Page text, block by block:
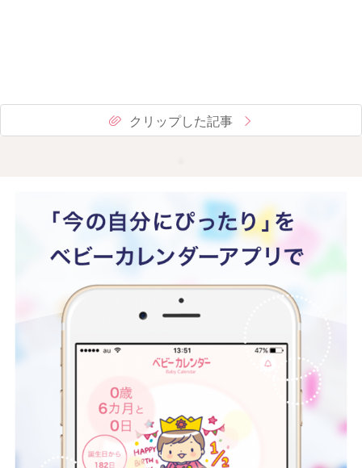
クリップした記事